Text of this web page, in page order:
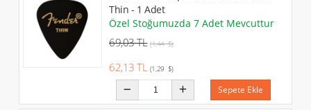
Thin - 1 Adet
Özel Stoğumuzda 7 Adet Mevcuttur
69,03 TL (1,44 $)
62,13 TL (1,29 $)
Sepete Ekle